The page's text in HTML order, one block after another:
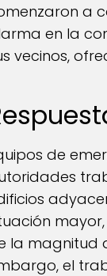
a
en la
vecinos,
de
la magnitud
el